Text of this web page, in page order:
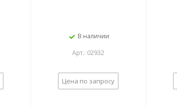
В наличии
Арт.: 02932
Цена по запросу